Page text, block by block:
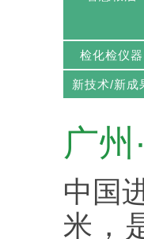
检化检仪器
新技术/新成
广州
中国
米，